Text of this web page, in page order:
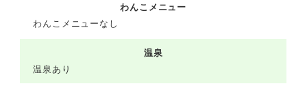
わんこメニュー
わんこメニューなし
温泉
温泉あり